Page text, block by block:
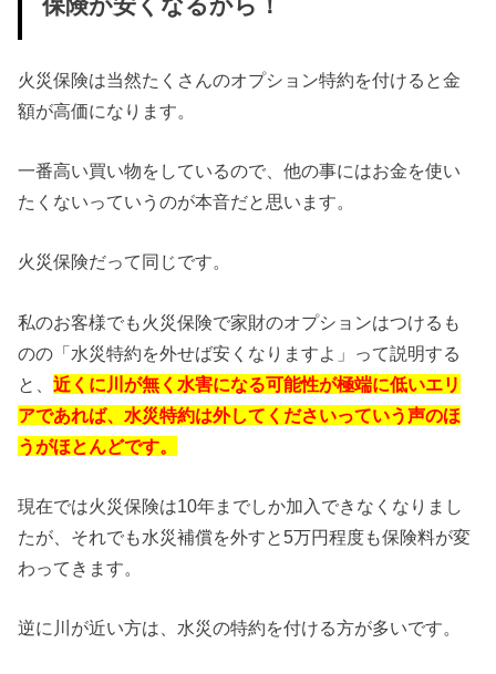
保険が安くなるから！
火災保険は当然たくさんのオプション特約を付けると金
額が高価になります。
一番高い買い物をしているので、他の事にはお金を使い
たくないっていうのが本音だと思います。
火災保険だって同じです。
私のお客様でも火災保険で家財のオプションはつけるも
のの「水災特約を外せば安くなりますよ」って説明する
と、近くに川が無く水害になる可能性が極端に低いエリ
アであれば、水災特約は外してくださいっていう声のほ
うがほとんどです。
現在では火災保険は10年までしか加入できなくなりまし
たが、それでも水災補償を外すと5万円程度も保険料が変
わってきます。
逆に川が近い方は、水災の特約を付ける方が多いです。